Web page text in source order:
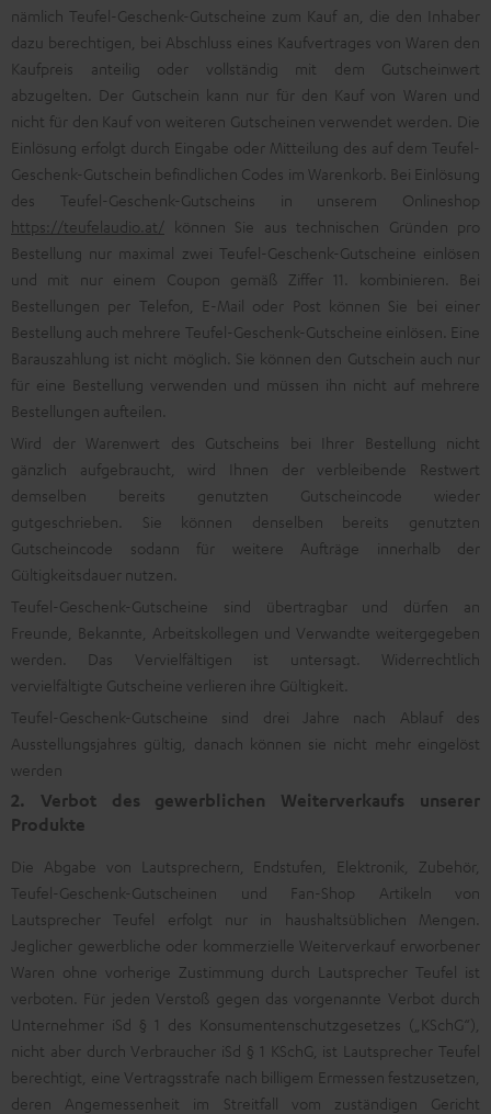
nämlich Teufel-Geschenk-Gutscheine zum Kauf an, die den Inhaber
dazu berechtigen, bei Abschluss eines Kaufvertrages von Waren den
Kaufpreis anteilig oder vollständig mit dem Gutscheinwert
abzugelten. Der Gutschein kann nur für den Kauf von Waren und
nicht für den Kauf von weiteren Gutscheinen verwendet werden. Die
Einlösung erfolgt durch Eingabe oder Mitteilung des auf dem Teufel-
Geschenk-Gutschein befindlichen Codes im Warenkorb. Bei Einlösung
des Teufel-Geschenk-Gutscheins in unserem Onlineshop
https://teufelaudio.at/ können Sie aus technischen Gründen pro
Bestellung nur maximal zwei Teufel-Geschenk-Gutscheine einlösen
und mit nur einem Coupon gemäß Ziffer 11. kombinieren. Bei
Bestellungen per Telefon, E-Mail oder Post können Sie bei einer
Bestellung auch mehrere Teufel-Geschenk-Gutscheine einlösen. Eine
Barauszahlung ist nicht möglich. Sie können den Gutschein auch nur
für eine Bestellung verwenden und müssen ihn nicht auf mehrere
Bestellungen aufteilen.
Wird der Warenwert des Gutscheins bei Ihrer Bestellung nicht
gänzlich aufgebraucht, wird Ihnen der verbleibende Restwert
demselben bereits genutzten Gutscheincode wieder
gutgeschrieben. Sie können denselben bereits genutzten
Gutscheincode sodann für weitere Aufträge innerhalb der
Gültigkeitsdauer nutzen.
Teufel-Geschenk-Gutscheine sind übertragbar und dürfen an
Freunde, Bekannte, Arbeitskollegen und Verwandte weitergegeben
werden. Das Vervielfältigen ist untersagt. Widerrechtlich
vervielfältigte Gutscheine verlieren ihre Gültigkeit.
Teufel-Geschenk-Gutscheine sind drei Jahre nach Ablauf des
Ausstellungsjahres gültig, danach können sie nicht mehr eingelöst
werden
2. Verbot des gewerblichen Weiterverkaufs unserer
Produkte
Die Abgabe von Lautsprechern, Endstufen, Elektronik, Zubehör,
Teufel-Geschenk-Gutscheinen und Fan-Shop Artikeln von
Lautsprecher Teufel erfolgt nur in haushaltsüblichen Mengen.
Jeglicher gewerbliche oder kommerzielle Weiterverkauf erworbener
Waren ohne vorherige Zustimmung durch Lautsprecher Teufel ist
verboten. Für jeden Verstoß gegen das vorgenannte Verbot durch
Unternehmer iSd § 1 des Konsumentenschutzgesetzes („KSchG“),
nicht aber durch Verbraucher iSd § 1 KSchG, ist Lautsprecher Teufel
berechtigt, eine Vertragsstrafe nach billigem Ermessen festzusetzen,
deren Angemessenheit im Streitfall vom zuständigen Gericht